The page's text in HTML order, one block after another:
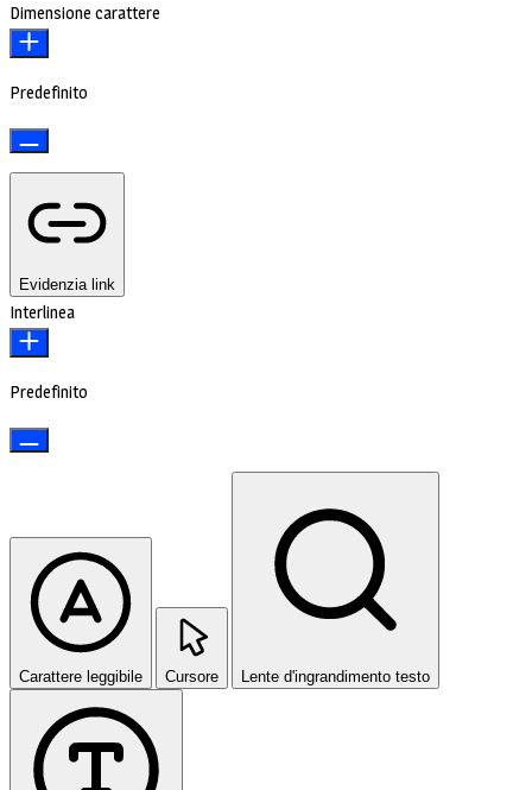
Dimensione carattere
Predefinito
Evidenzia link
Interlinea
Predefinito
Carattere leggibile Cursore Lente d'ingrandimento testo